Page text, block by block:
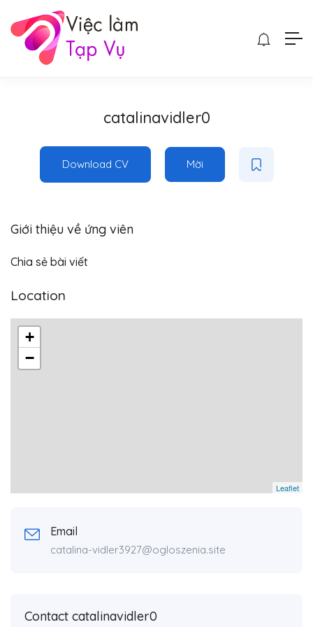
catalinavidler0
Download CV Mời
Giới thiệu về ứng viên
Chia sẻ bài viết
Location
+
−
Leaflet
Email
catalina-vidler3927@ogloszenia.site
Contact catalinavidler0